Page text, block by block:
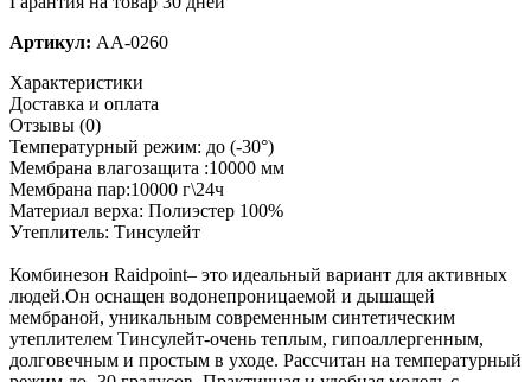
Артикул: AA-0260
Характеристики
Доставка и оплата
Отзывы (0)
Температурный режим: до (-30°)
Мембрана влагозащита :10000 мм
Мембрана пар:10000 г\24ч
Материал верха: Полиэстер 100%
Утеплитель: Тинсулейт
Комбинезон Raidpoint– это идеальный вариант для активных
людей.Он оснащен водонепроницаемой и дышащей
мембраной, уникальным современным синтетическим
утеплителем Тинсулейт-очень теплым, гипоаллергенным,
долговечным и простым в уходе. Рассчитан на температурный